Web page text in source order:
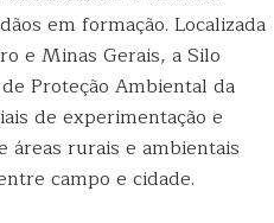
em formação. Localizada
e Minas Gerais, a Silo
Proteção Ambiental da
de experimentação e
áreas rurais e ambientais
campo e cidade.